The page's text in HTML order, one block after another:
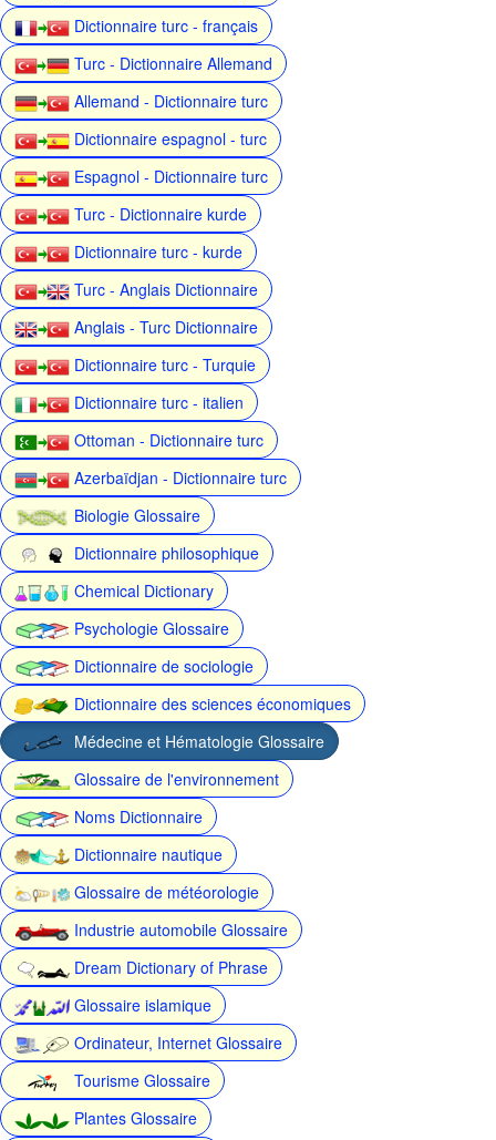
Dictionnaire turc - français
Turc - Dictionnaire Allemand
Allemand - Dictionnaire turc
Dictionnaire espagnol - turc
Espagnol - Dictionnaire turc
Turc - Dictionnaire kurde
Dictionnaire turc - kurde
Turc - Anglais Dictionnaire
Anglais - Turc Dictionnaire
Dictionnaire turc - Turquie
Dictionnaire turc - italien
Ottoman - Dictionnaire turc
Azerbaïdjan - Dictionnaire turc
Biologie Glossaire
Dictionnaire philosophique
Chemical Dictionary
Psychologie Glossaire
Dictionnaire de sociologie
Dictionnaire des sciences économiques
Médecine et Hématologie Glossaire
Glossaire de l'environnement
Noms Dictionnaire
Dictionnaire nautique
Glossaire de météorologie
Industrie automobile Glossaire
Dream Dictionary of Phrase
Glossaire islamique
Ordinateur, Internet Glossaire
Tourisme Glossaire
Plantes Glossaire